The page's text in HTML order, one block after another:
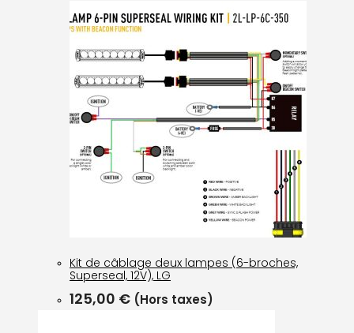
Kit de câblage deux lampes (6-broches,
Superseal, 12V), LG
125,00 € (Hors taxes)